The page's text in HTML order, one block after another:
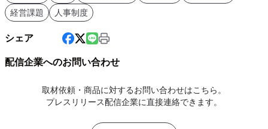
経営課題
人事制度
シェア
配信企業へのお問い合わせ
取材依頼・商品に対するお問い合わせはこちら。
プレスリリース配信企業に直接連絡できます。